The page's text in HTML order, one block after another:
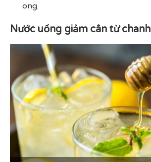
ong.
Nước uống giảm cân từ chanh